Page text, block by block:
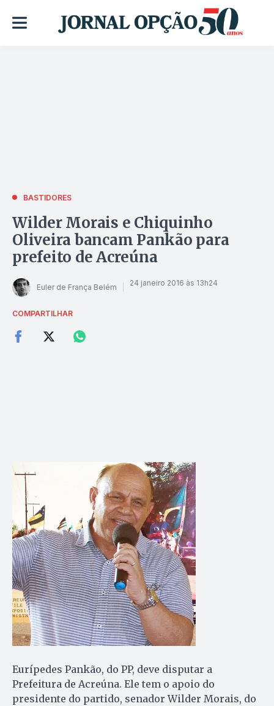
BASTIDORES
Wilder Morais e Chiquinho
Oliveira bancam Pankão para
prefeito de Acreúna
Euler de França Belém 24 janeiro 2016 às 13h24
COMPARTILHAR
Eurípedes Pankão, do PP, deve disputar a
Prefeitura de Acreúna. Ele tem o apoio do
presidente do partido, senador Wilder Morais, do